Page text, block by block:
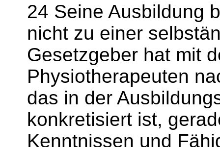
24 Seine Ausbildung
nicht zu einer
Gesetzgeber hat mit
Physiotherapeuten
das in der
konkretisiert ist,
Kenntnissen und